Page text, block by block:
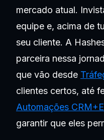
mercado atual.
equipe e, acima de
seu cliente. A
parceira nessa
que vão desde
clientes certos, até
Automações
garantir que eles